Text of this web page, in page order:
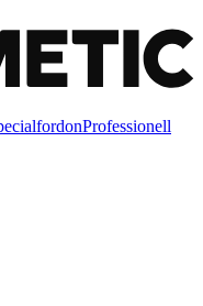
Professionell